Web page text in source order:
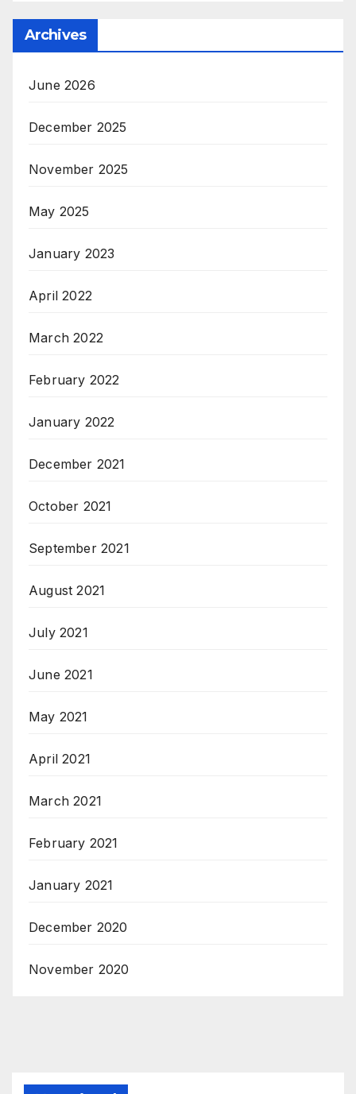
Archives
June 2026
December 2025
November 2025
May 2025
January 2023
April 2022
March 2022
February 2022
January 2022
December 2021
October 2021
September 2021
August 2021
July 2021
June 2021
May 2021
April 2021
March 2021
February 2021
January 2021
December 2020
November 2020